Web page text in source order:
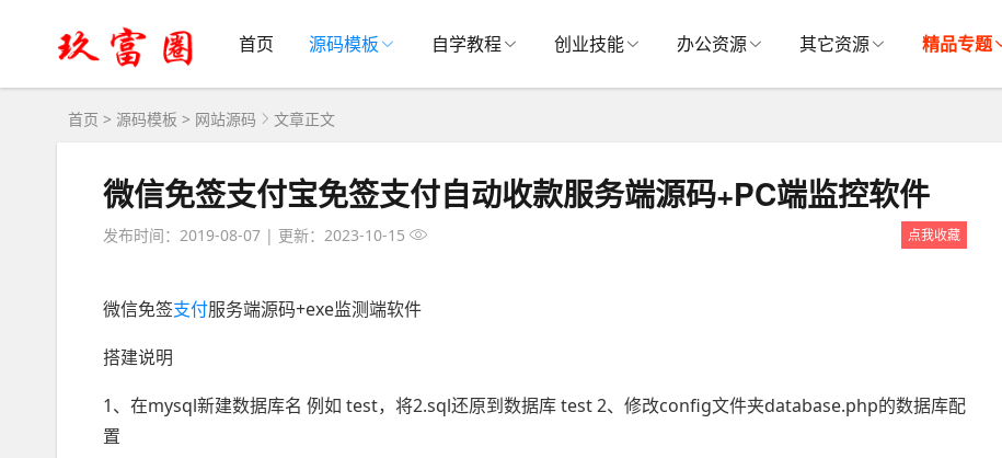
首页 源码模板 自学教程 创业技能 办公资源 其它资源 精品专题
首页 > 源码模板 > 网站源码 文章正文
微信免签支付宝免签支付自动收款服务端源码+PC端监控软件
发布时间：2019-08-07 | 更新：2023-10-15 点我收藏
微信免签支付服务端源码+exe监测端软件
搭建说明
1、在mysql新建数据库名 例如 test，将2.sql还原到数据库 test 2、修改config文件夹database.php的数据库配
置